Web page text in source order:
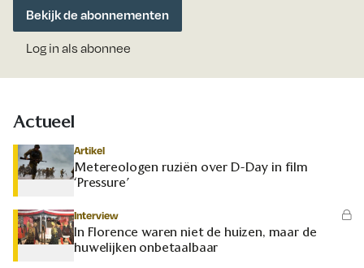
Bekijk de abonnementen
Log in als abonnee
Actueel
Artikel
Metereologen ruziën over D-Day in film
‘Pressure’
Interview
In Florence waren niet de huizen, maar de
huwelijken onbetaalbaar